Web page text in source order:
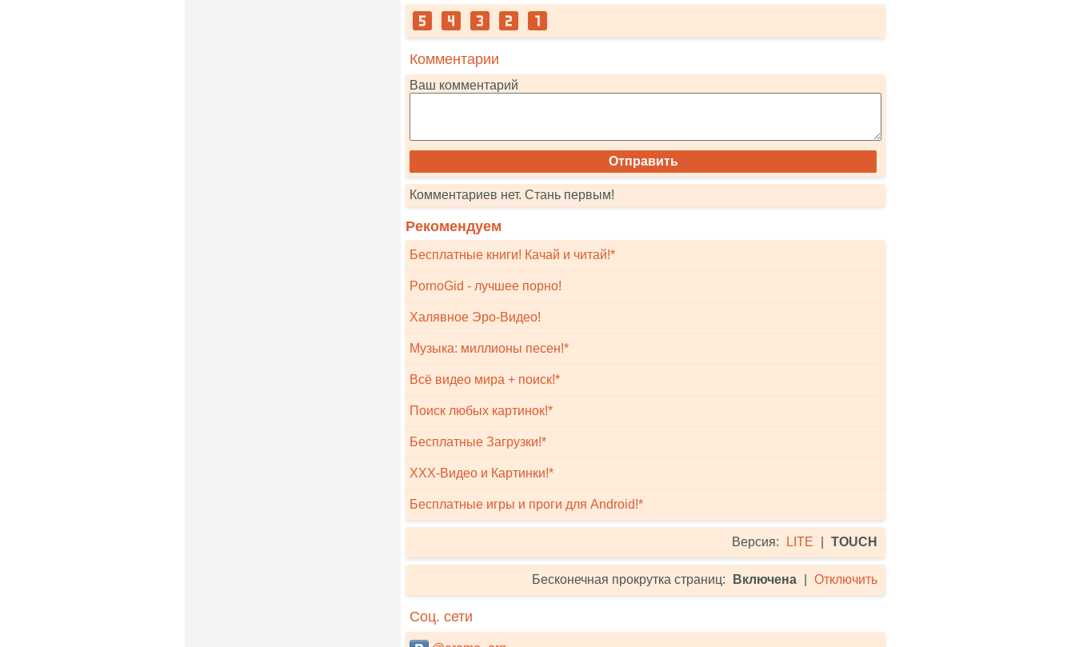
Комментарии
Ваш комментарий
Комментариев нет. Стань первым!
Рекомендуем
Бесплатные книги! Качай и читай!*
PornoGid - лучшее порно!
Халявное Эро-Видео!
Музыка: миллионы песен!*
Всё видео мира + поиск!*
Поиск любых картинок!*
Бесплатные Загрузки!*
XXX-Видео и Картинки!*
Бесплатные игры и проги для Android!*
Версия: LITE TOUCH
Бесконечная прокрутка страниц: Включена Отключить
Соц. сети